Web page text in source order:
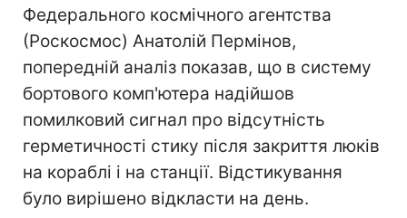
Федерального космічного агентства
(Роскосмос) Анатолій Пермінов,
попередній аналіз показав, що в систему
бортового комп'ютера надійшов
помилковий сигнал про відсутність
герметичності стику після закриття люків
на кораблі і на станції. Відстикування
було вирішено відкласти на день.